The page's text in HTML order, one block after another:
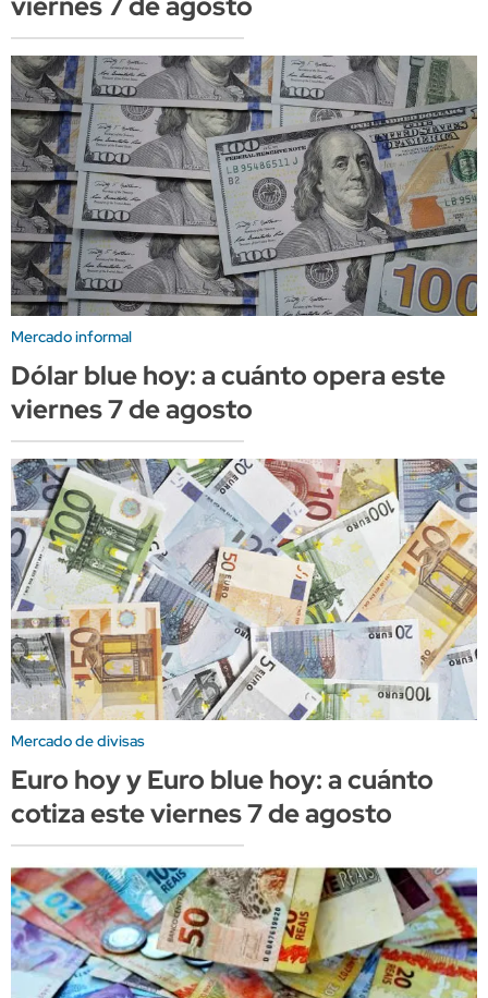
Mercado informal
Dólar blue hoy: a cuánto opera este
viernes 7 de agosto
Mercado de divisas
Euro hoy y Euro blue hoy: a cuánto
cotiza este viernes 7 de agosto